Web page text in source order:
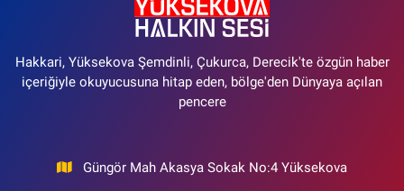
Hakkari, Yüksekova Şemdinli, Çukurca, Derecik'te özgün haber
içeriğiyle okuyucusuna hitap eden, bölge'den Dünyaya açılan
pencere
Güngör Mah Akasya Sokak No:4 Yüksekova